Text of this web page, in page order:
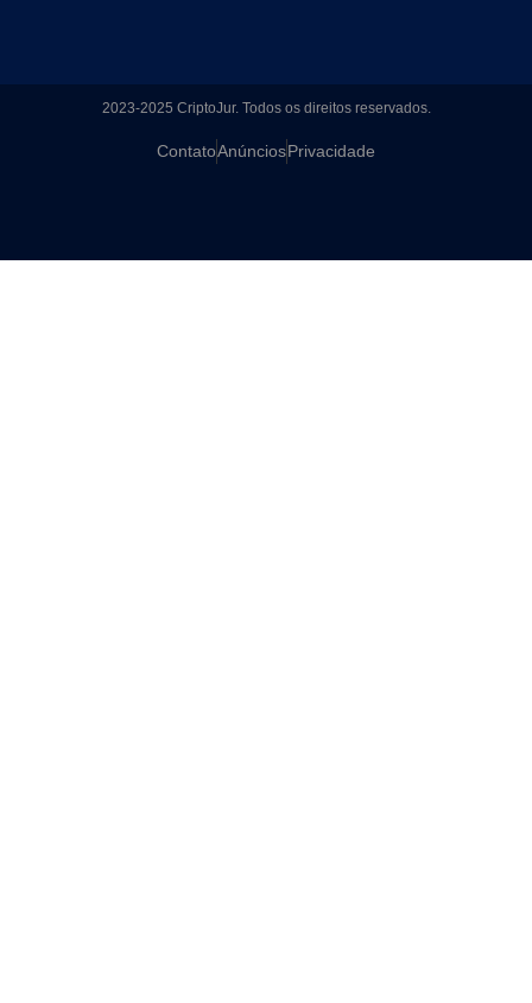
2023-2025 CriptoJur. Todos os direitos reservados.
ContatoAnúnciosPrivacidade